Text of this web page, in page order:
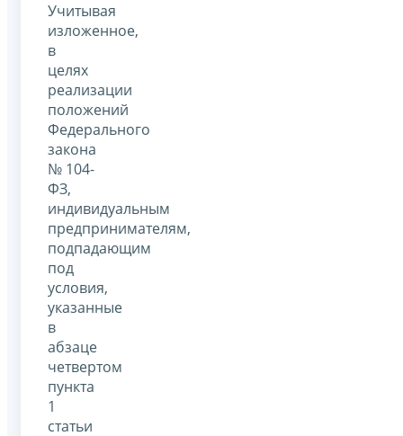
Учитывая
изложенное,
в
целях
реализации
положений
Федерального
закона
№ 104-
ФЗ,
индивидуальным
предпринимателям,
подпадающим
под
условия,
указанные
в
абзаце
четвертом
пункта
1
статьи